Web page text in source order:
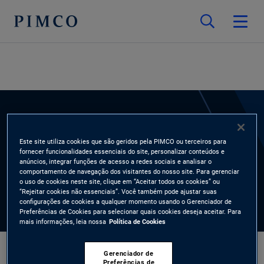
Stefano Risa
Quantitative Research Analyst
Este site utiliza cookies que são geridos pela PIMCO ou terceiros para
fornecer funcionalidades essenciais do site, personalizar conteúdos e
anúncios, integrar funções de acesso a redes sociais e analisar o
comportamento de navegação dos visitantes do nosso site. Para gerenciar
o uso de cookies neste site, clique em “Aceitar todos os cookies” ou
“Rejeitar cookies não essenciais”. Você também pode ajustar suas
configurações de cookies a qualquer momento usando o Gerenciador de
Preferências de Cookies para selecionar quais cookies deseja aceitar. Para
mais informações, leia nossa Política de Cookies
Gerenciador de
Preferências de